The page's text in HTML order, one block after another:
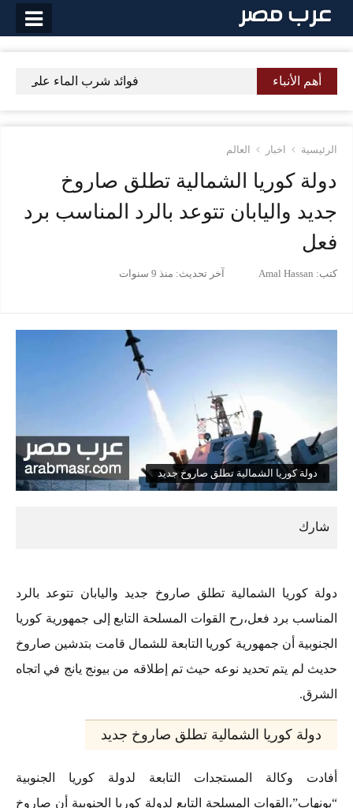
التخطي
أهم الأنباء فوائد شرب الماء على
الرئيسية اخبار العالم
دولة كوريا الشمالية تطلق صاروخ
جديد واليابان تتوعد بالرد المناسب برد
فعل
كتب: Amal Hassan آخر تحديث: منذ 9 سنوات
دولة كوريا الشمالية تطلق صاروخ جديد
دولة كوريا الشمالية تطلق صاروخ جديد واليابان تتوعد بالرد
المناسب برد فعل،رح القوات المسلحة التابع إلى جمهورية كوريا
الجنوبية أن جمهورية كوريا التابعة للشمال قامت بتدشين صاروخ
حديث لم يتم تحديد نوعه حيث تم إطلاقه من بيونج يانج في اتجاه
الشرق.
دولة كوريا الشمالية تطلق صاروخ جديد
أفادت وكالة المستجدات التابعة لدولة كوريا الجنوبية
“يونهاب”،القوات المسلحة التابع لدولة كوريا الجنوبية أن صاروخ